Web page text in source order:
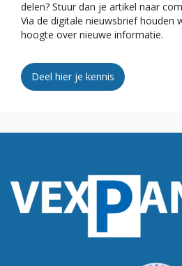
delen? Stuur dan je artikel naar
Via de digitale nieuwsbrief houden
hoogte over nieuwe informatie.
Deel hier je kennis